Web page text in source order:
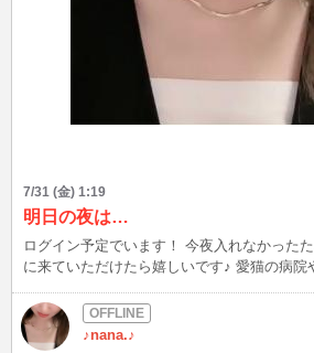
7/31 (金) 1:19
明日の夜は…
ログイン予定でいます！ 今夜入れなかった
に来ていただけたら嬉しいです♪ 愛猫の病院や何やらで夕方から明日
ちしています(*´∀｀*) 週末ですし色々話しま
♪nana.♪